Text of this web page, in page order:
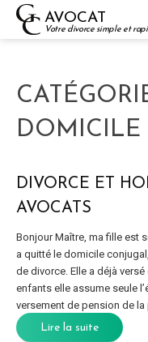
Skip
AVOCAT
Votre divorce simple et
DOMICILE
DIVORCE ET
AVOCATS
Bonjour Maître, ma fille est
a quitté le domicile
de divorce. Elle a déjà
enfants elle assume seule
versement de pension de la
Lire la suite